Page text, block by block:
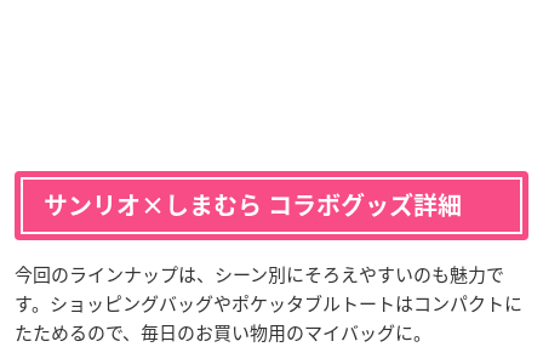
サンリオ×しまむら コラボグッズ詳細
今回のラインナップは、シーン別にそろえやすいのも魅力で
す。ショッピングバッグやポケッタブルトートはコンパクトに
たためるので、毎日のお買い物用のマイバッグに。